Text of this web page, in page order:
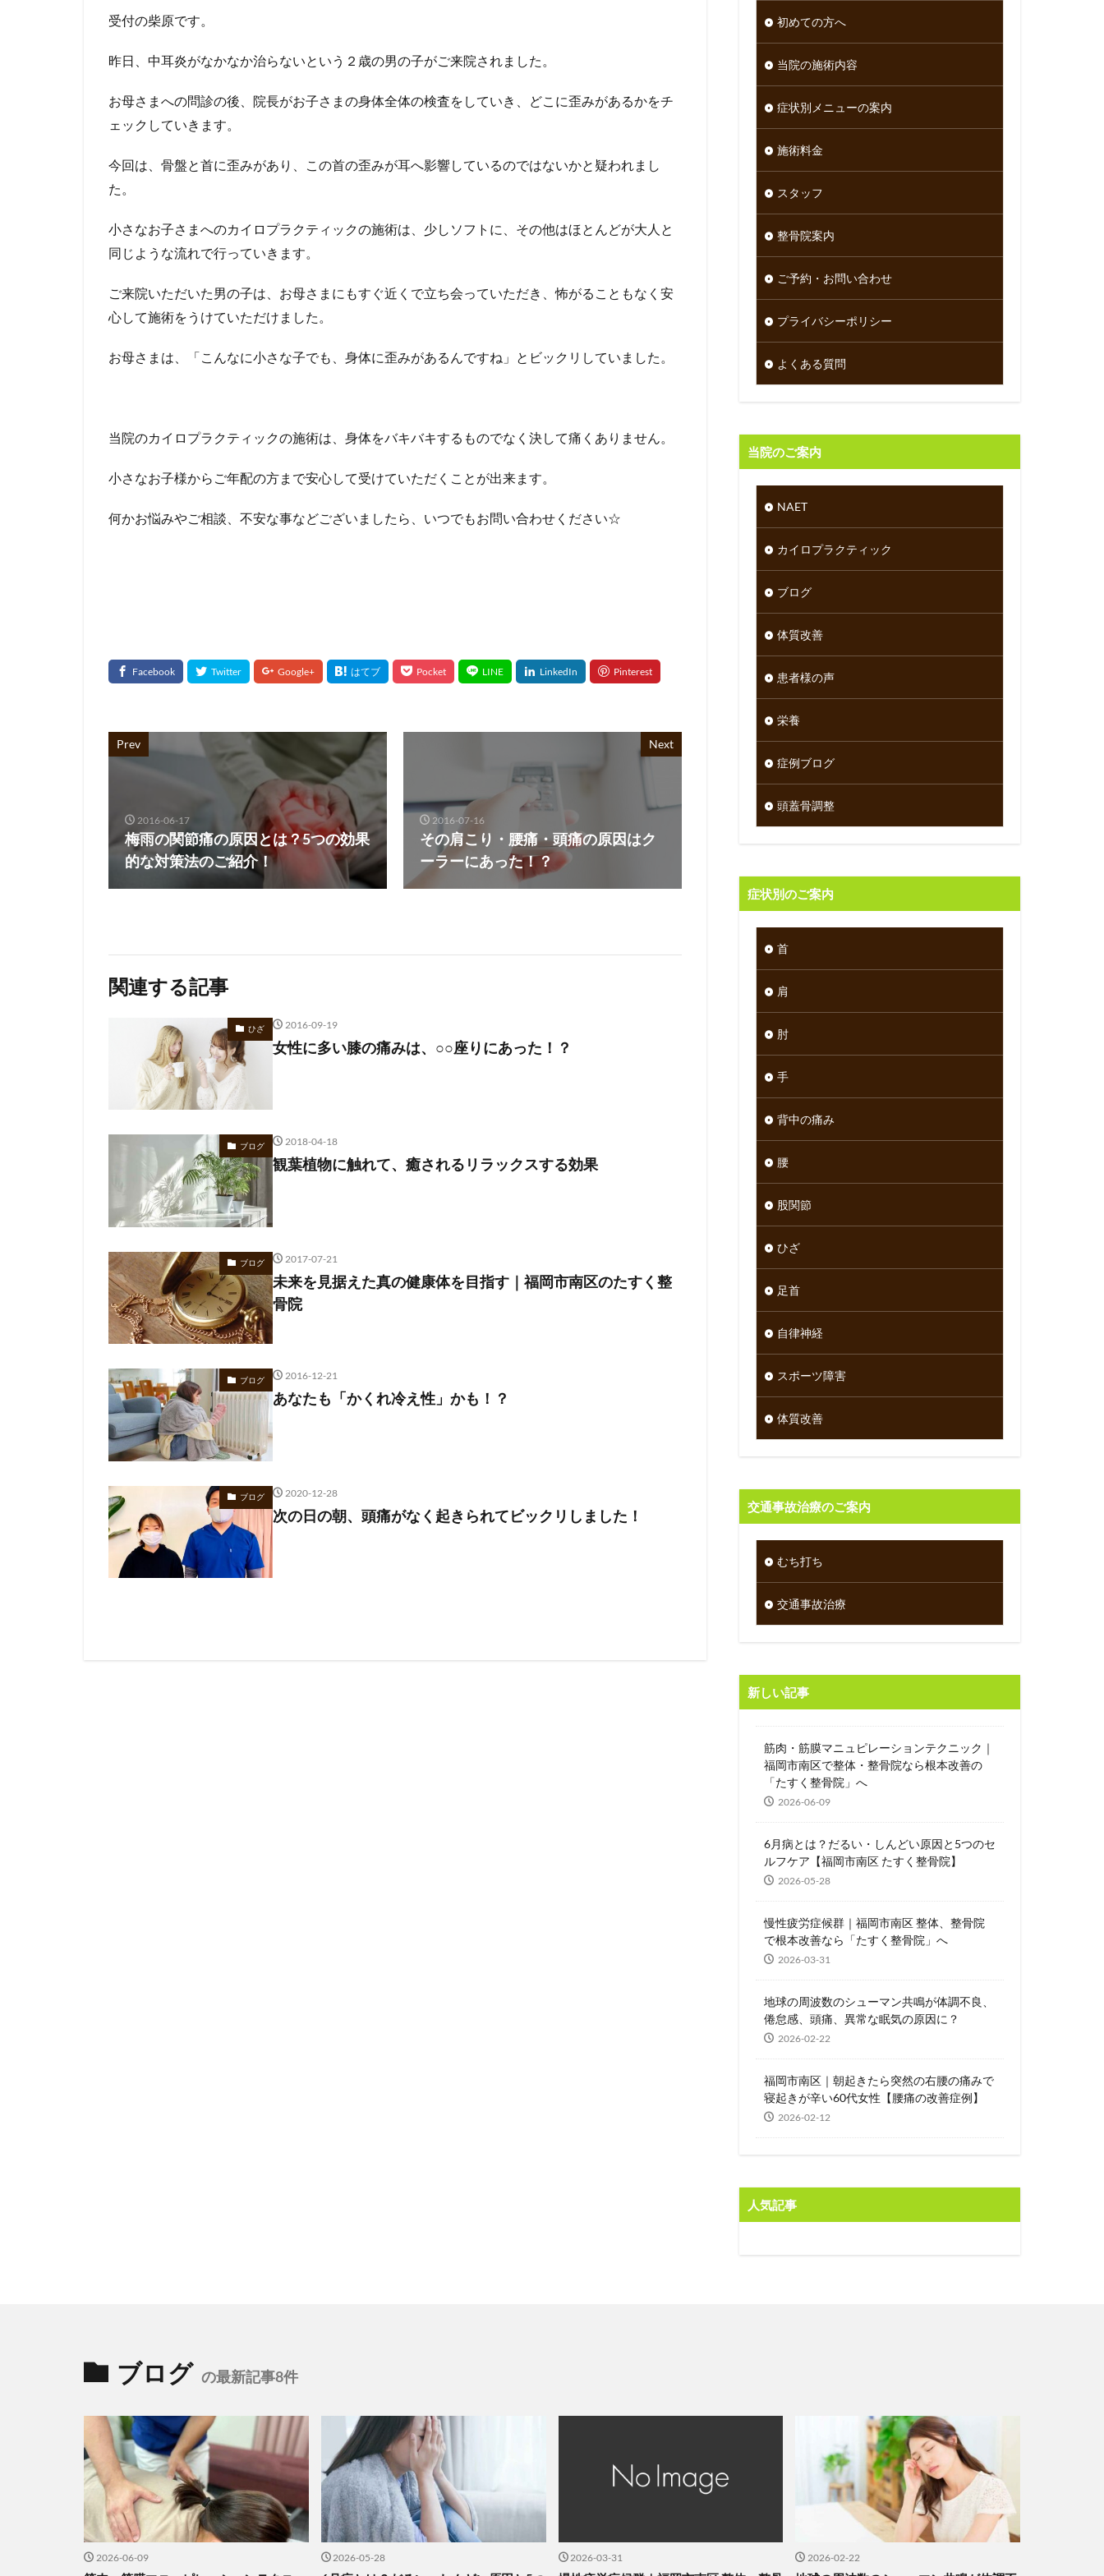
受付の柴原です。
昨日、中耳炎がなかなか治らないという２歳の男の子がご来院されました。
お母さまへの問診の後、院長がお子さまの身体全体の検査をしていき、どこに歪みがあるかをチ
ェックしていきます。
今回は、骨盤と首に歪みがあり、この首の歪みが耳へ影響しているのではないかと疑われまし
た。
小さなお子さまへのカイロプラクティックの施術は、少しソフトに、その他はほとんどが大人と
同じような流れで行っていきます。
ご来院いただいた男の子は、お母さまにもすぐ近くで立ち会っていただき、怖がることもなく安
心して施術をうけていただけました。
お母さまは、「こんなに小さな子でも、身体に歪みがあるんですね」とビックリしていました。
当院のカイロプラクティックの施術は、身体をバキバキするものでなく決して痛くありません。
小さなお子様からご年配の方まで安心して受けていただくことが出来ます。
何かお悩みやご相談、不安な事などございましたら、いつでもお問い合わせください☆
Prev
2016-06-17
梅雨の関節痛の原因とは？5つの効果
的な対策法のご紹介！
Next
2016-07-16
その肩こり・腰痛・頭痛の原因はク
ーラーにあった！？
関連する記事
ひざ 2016-09-19
女性に多い膝の痛みは、○○座りにあった！？
ブログ 2018-04-18
観葉植物に触れて、癒されるリラックスする効果
ブログ 2017-07-21
未来を見据えた真の健康体を目指す｜福岡市南区のたすく整
骨院
ブログ 2016-12-21
あなたも「かくれ冷え性」かも！？
ブログ 2020-12-28
次の日の朝、頭痛がなく起きられてビックリしました！
初めての方へ
当院の施術内容
症状別メニューの案内
施術料金
スタッフ
整骨院案内
ご予約・お問い合わせ
プライバシーポリシー
よくある質問
当院のご案内
NAET
カイロプラクティック
ブログ
体質改善
患者様の声
栄養
症例ブログ
頭蓋骨調整
症状別のご案内
首
肩
肘
手
背中の痛み
腰
股関節
ひざ
足首
自律神経
スポーツ障害
体質改善
交通事故治療のご案内
むち打ち
交通事故治療
新しい記事
筋肉・筋膜マニュピレーションテクニック｜
福岡市南区で整体・整骨院なら根本改善の
「たすく整骨院」へ
2026-06-09
6月病とは？だるい・しんどい原因と5つのセ
ルフケア【福岡市南区 たすく整骨院】
2026-05-28
慢性疲労症候群｜福岡市南区 整体、整骨院
で根本改善なら「たすく整骨院」へ
2026-03-31
地球の周波数のシューマン共鳴が体調不良、
倦怠感、頭痛、異常な眠気の原因に？
2026-02-22
福岡市南区｜朝起きたら突然の右腰の痛みで
寝起きが辛い60代女性【腰痛の改善症例】
2026-02-12
人気記事
ブログ の最新記事8件
2026-06-09 2026-05-28 2026-03-31 2026-02-22